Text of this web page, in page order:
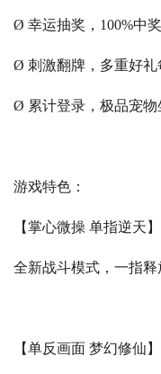
Ø 幸运抽奖，100%中
Ø 刺激翻牌，多重好礼
Ø 累计登录，极品宠物
游戏特色：
【掌心微操 单指逆天】
全新战斗模式，一指
【单反画面 梦幻修仙】